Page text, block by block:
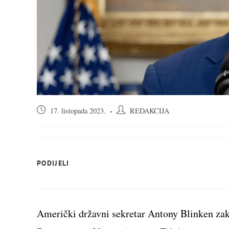
Objava17. listopada 2023.
AutorREDAKCIJA
PODIJELI
Američki državni sekretar Antony Blinken